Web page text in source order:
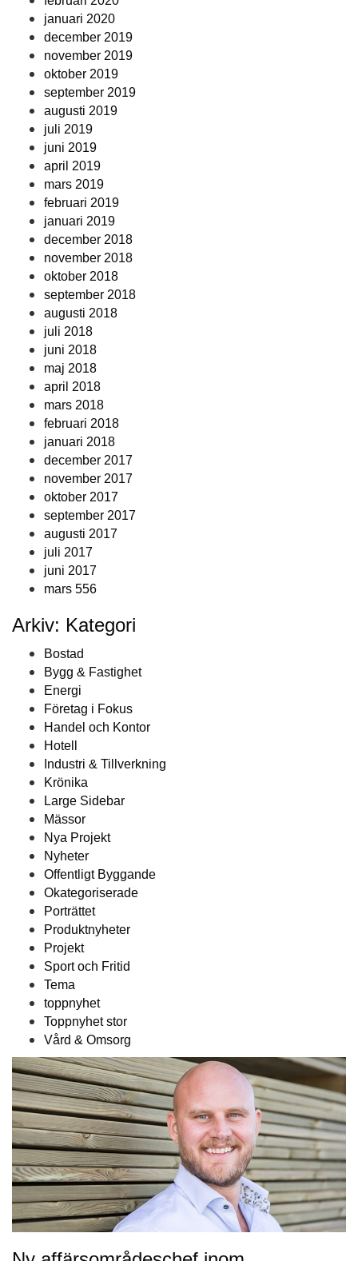
januari 2020
december 2019
november 2019
oktober 2019
september 2019
augusti 2019
juli 2019
juni 2019
april 2019
mars 2019
februari 2019
januari 2019
december 2018
november 2018
oktober 2018
september 2018
augusti 2018
juli 2018
juni 2018
maj 2018
april 2018
mars 2018
februari 2018
januari 2018
december 2017
november 2017
oktober 2017
september 2017
augusti 2017
juli 2017
juni 2017
mars 556
Arkiv: Kategori
Bostad
Bygg & Fastighet
Energi
Företag i Fokus
Handel och Kontor
Hotell
Industri & Tillverkning
Krönika
Large Sidebar
Mässor
Nya Projekt
Nyheter
Offentligt Byggande
Okategoriserade
Porträttet
Produktnyheter
Projekt
Sport och Fritid
Tema
toppnyhet
Toppnyhet stor
Vård & Omsorg